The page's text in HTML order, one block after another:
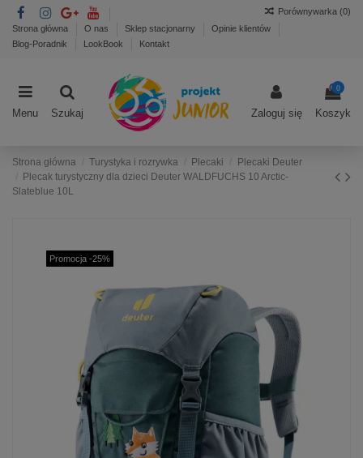
Strona główna O nas Sklep stacjonarny
Opinie klientów
Blog-Poradnik
LookBook Kontakt
Porównywarka (0)
Menu Szukaj Zaloguj się
0
Koszyk
Strona główna Turystyka i rozrywka Plecaki
Plecaki Deuter
Plecak turystyczny dla dzieci Deuter WALDFUCHS 10 Arctic-
Slateblue 10L
Promocja -25%